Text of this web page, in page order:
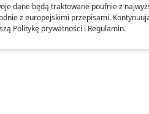
dane będą traktowane poufnie z
z europejskimi przepisami.
Politykę prywatności i Regulamin.